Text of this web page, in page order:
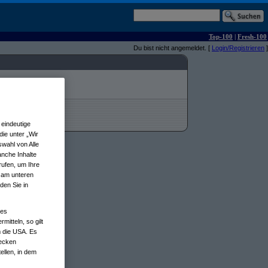
Top-100 | Fresh-100
Du bist nicht angemeldet. [ Login/Registrieren ]
unter „Wir
von Alle
Inhalte
um Ihre
unteren
Sie in
so gilt
die USA. Es
in dem